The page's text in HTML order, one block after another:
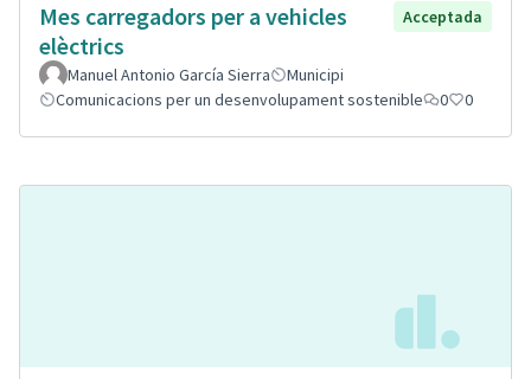
Mes carregadors per a vehicles
elèctrics
Acceptada
Manuel Antonio García Sierra
Municipi
Comunicacions per un desenvolupament sostenible
0 0